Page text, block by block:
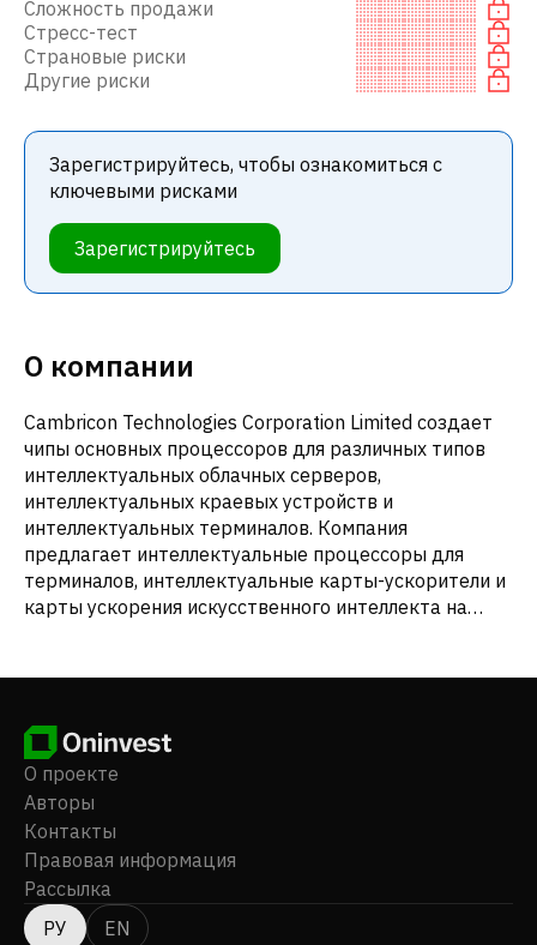
Сложность продажи
Стресс-тест
Страновые риски
Другие риски
Зарегистрируйтесь, чтобы ознакомиться с
ключевыми рисками
Зарегистрируйтесь
О компании
Cambricon Technologies Corporation Limited создает
чипы основных процессоров для различных типов
интеллектуальных облачных серверов,
интеллектуальных краевых устройств и
интеллектуальных терминалов. Компания
предлагает интеллектуальные процессоры для
терминалов, интеллектуальные карты-ускорители и
карты ускорения искусственного интеллекта на
облачных, пограничных и конечных
основана в 2016 году и базируется в Пекине, Китай.
О проекте
Авторы
Контакты
Правовая информация
Рассылка
РУ
EN